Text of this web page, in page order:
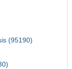
(95190)